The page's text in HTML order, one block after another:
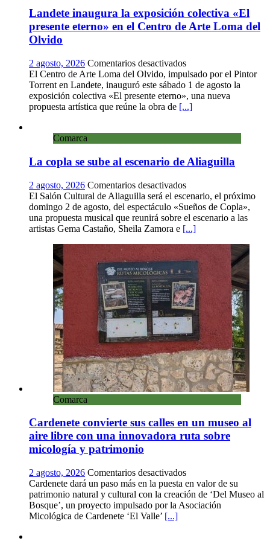
Landete inaugura la exposición colectiva «El
presente eterno» en el Centro de Arte Loma del
Olvido
2 agosto, 2026 Comentarios desactivadosen
Landete
inaugura
la
exposición
en
Centro
de
Arte
Loma
del
Olvido
El Centro de Arte Loma del Olvido, impulsado por el Pintor
Torrent en Landete, inauguró este sábado 1 de agosto la
exposición colectiva «El presente eterno», una nueva
propuesta artística que reúne la obra de [...]
Comarca
La copla se sube al escenario de Aliaguilla
2 agosto, 2026 Comentarios desactivadosen
La
copla
se
sube
de
Aliaguilla
El Salón Cultural de Aliaguilla será el escenario, el próximo
domingo 2 de agosto, del espectáculo «Sueños de Copla»,
una propuesta musical que reunirá sobre el escenario a las
artistas Gema Castaño, Sheila Zamora e [...]
Comarca
Cardenete convierte sus calles en un museo al
aire libre con una innovadora ruta sobre
micología y patrimonio
2 agosto, 2026 Comentarios desactivadosen
Cardenete
convierte
sus
Cardenete dará un paso más en la puesta en valor de su
patrimonio natural y cultural con la creación de ‘Del Museo al
Bosque’, un proyecto impulsado por la Asociación
Micológica de Cardenete ‘El Valle’ [...]